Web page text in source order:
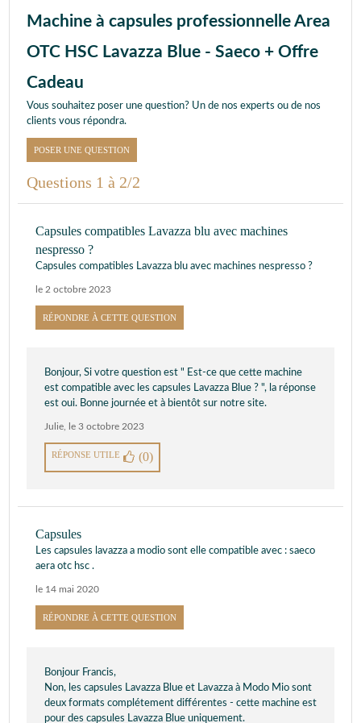
Machine à capsules professionnelle Area
OTC HSC Lavazza Blue - Saeco + Offre
Cadeau
Vous souhaitez poser une question? Un de nos experts ou de nos
clients vous répondra.
POSER UNE QUESTION
Questions 1 à 2/2
Capsules compatibles Lavazza blu avec machines
nespresso ?
Capsules compatibles Lavazza blu avec machines nespresso ?
le 2 octobre 2023
RÉPONDRE À CETTE QUESTION
Bonjour, Si votre question est " Est-ce que cette machine
est compatible avec les capsules Lavazza Blue ? ", la réponse
est oui. Bonne journée et à bientôt sur notre site.
Julie le 3 octobre 2023
RÉPONSE UTILE (0)
Capsules
Les capsules lavazza a modio sont elle compatible avec : saeco
aera otc hsc .
le 14 mai 2020
RÉPONDRE À CETTE QUESTION
Bonjour Francis,
Non, les capsules Lavazza Blue et Lavazza à Modo Mio sont
deux formats complétement différentes - cette machine est
pour des capsules Lavazza Blue uniquement.